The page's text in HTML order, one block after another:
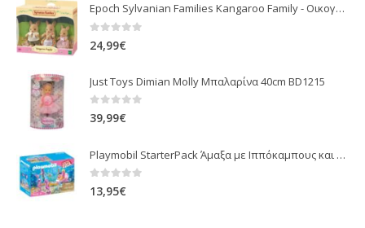
Epoch Sylvanian Families Kangaroo Family - Οικογένεια Καγκουρό 5272
24,99€
Just Toys Dimian Molly Μπαλαρίνα 40cm BD1215
0 out of 5
39,99€
Playmobil StarterPack Άμαξα με Ιππόκαμπους και Γοργόνες 70033
0 out of 5
13,95€